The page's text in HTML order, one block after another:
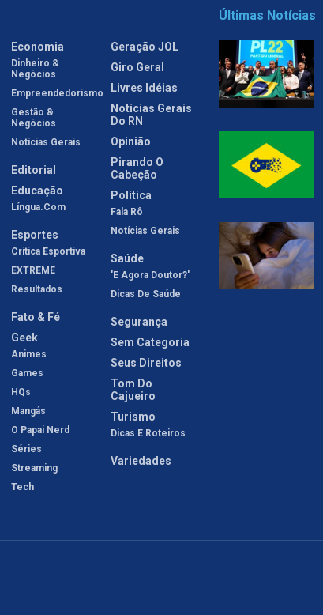
Economia
Dinheiro &
Negócios
Empreendedorismo
Gestão &
Negócios
Notícias Gerais
Editorial
Educação
Língua.com
Esportes
Crítica Esportiva
EXTREME
Resultados
Fato & Fé
Geek
Animes
Games
HQs
Mangás
O Papai Nerd
Séries
Streaming
Tech
Geração JOL
Giro Geral
Livres Idéias
Notícias Gerais
Do RN
Opinião
Pirando O
Cabeção
Política
Fala Rô
Notícias Gerais
Saúde
'E Agora Doutor?'
Dicas De Saúde
Segurança
Sem Categoria
Seus Direitos
Tom Do
Cajueiro
Turismo
Dicas E Roteiros
Variedades
Últimas Notícias